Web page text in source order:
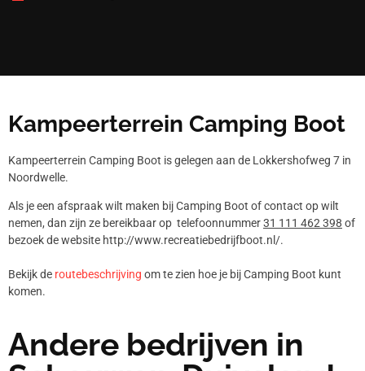
Kampeerterrein Camping Boot
Kampeerterrein Camping Boot is gelegen aan de Lokkershofweg 7 in
Noordwelle.
Als je een afspraak wilt maken bij Camping Boot of contact op wilt
nemen, dan zijn ze bereikbaar op telefoonnummer31 111 462 398 of
bezoek de website http://www.recreatiebedrijfboot.nl/.
Bekijk de routebeschrijving om te zien hoe je bij Camping Boot kunt
komen.
Andere bedrijven in